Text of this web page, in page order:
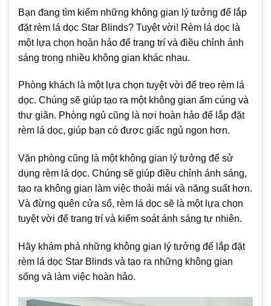
Bạn đang tìm kiếm những không gian lý tưởng để lắp
đặt rèm lá dọc Star Blinds? Tuyệt vời! Rèm lá dọc là
một lựa chọn hoàn hảo để trang trí và điều chỉnh ánh
sáng trong nhiều không gian khác nhau.
Phòng khách là một lựa chọn tuyệt vời để treo rèm lá
dọc. Chúng sẽ giúp tạo ra một không gian ấm cúng và
thư giãn. Phòng ngủ cũng là nơi hoàn hảo để lắp đặt
rèm lá dọc, giúp bạn có được giấc ngủ ngon hơn.
Văn phòng cũng là một không gian lý tưởng để sử
dụng rèm lá dọc. Chúng sẽ giúp điều chỉnh ánh sáng,
tạo ra không gian làm việc thoải mái và năng suất hơn.
Và đừng quên cửa sổ, rèm lá dọc sẽ là một lựa chọn
tuyệt vời để trang trí và kiểm soát ánh sáng tự nhiên.
Hãy khám phá những không gian lý tưởng để lắp đặt
rèm lá dọc Star Blinds và tạo ra những không gian
sống và làm việc hoàn hảo.